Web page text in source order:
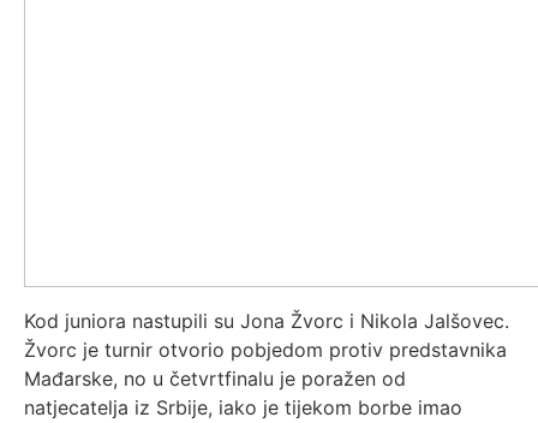
Kod juniora nastupili su Jona Žvorc i Nikola Jalšovec.
Žvorc je turnir otvorio pobjedom protiv predstavnika
Mađarske, no u četvrtfinalu je poražen od
natjecatelja iz Srbije, iako je tijekom borbe imao